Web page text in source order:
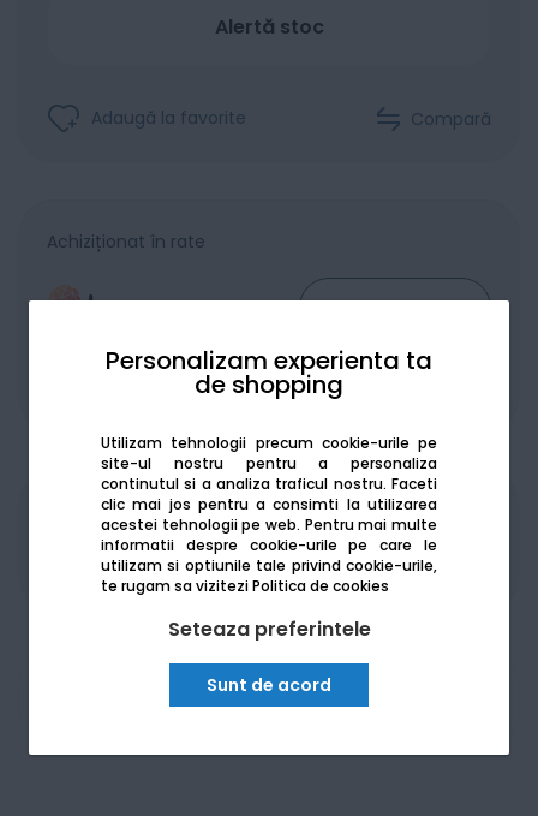
Personalizam experienta ta
de shopping
Utilizam tehnologii precum cookie-urile pe
site-ul nostru pentru a personaliza
continutul si a analiza traficul nostru. Faceti
clic mai jos pentru a consimti la utilizarea
acestei tehnologii pe web. Pentru mai multe
informatii despre cookie-urile pe care le
utilizam si optiunile tale privind cookie-urile,
te rugam sa viziteziPolitica de cookies
Seteaza preferintele
Sunt de acord
Alertă stoc
Adaugă la favorite Compară
Achiziționat în rate
Lei / lună
Produsele sunt disponibile pe platforma de
achizitii publice SEAP/SICAP
Am nevoie de ajutor